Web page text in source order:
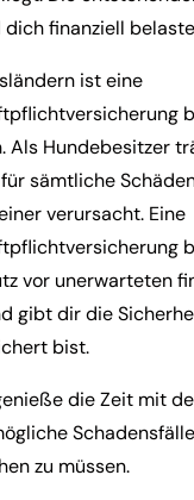
finanziell
ist eine
Als Hundebesitzer
sämtliche
verursacht. Eine
vor unerwarteten
gibt dir die
bist.
die Zeit mit
zu müssen.